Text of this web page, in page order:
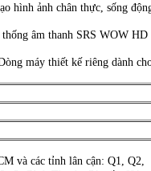
hình ảnh chân thực, sống
âm thanh SRS WOW
máy thiết kế riêng dành
và các tỉnh lân cận: Q1, Q2,